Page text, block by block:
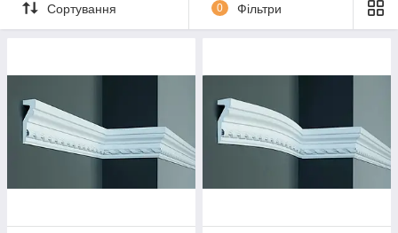
Сортування 0 Фільтри